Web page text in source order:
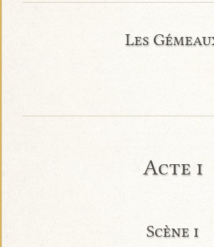
Les
Acte i
Scène i